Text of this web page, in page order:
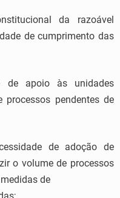
da razoável
de cumprimento das
de apoio às unidades
pendentes de
de adoção de
o volume de processos
de